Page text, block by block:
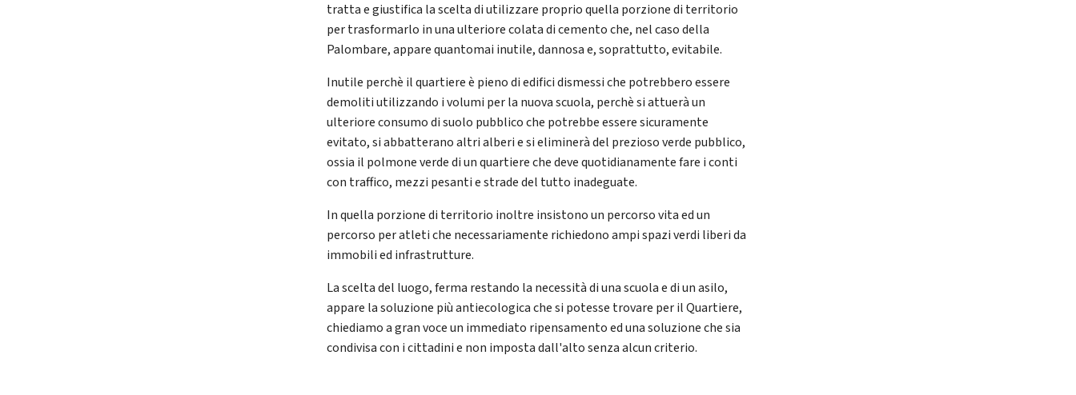
tratta e giustifica la scelta di utilizzare proprio quella porzione di territorio
per trasformarlo in una ulteriore colata di cemento che, nel caso della
Palombare, appare quantomai inutile, dannosa e, soprattutto, evitabile.
Inutile perchè il quartiere è pieno di edifici dismessi che potrebbero essere
demoliti utilizzando i volumi per la nuova scuola, perchè si attuerà un
ulteriore consumo di suolo pubblico che potrebbe essere sicuramente
evitato, si abbatterano altri alberi e si eliminerà del prezioso verde pubblico,
ossia il polmone verde di un quartiere che deve quotidianamente fare i conti
con traffico, mezzi pesanti e strade del tutto inadeguate.
In quella porzione di territorio inoltre insistono un percorso vita ed un
percorso per atleti che necessariamente richiedono ampi spazi verdi liberi da
immobili ed infrastrutture.
La scelta del luogo, ferma restando la necessità di una scuola e di un asilo,
appare la soluzione più antiecologica che si potesse trovare per il Quartiere,
chiediamo a gran voce un immediato ripensamento ed una soluzione che sia
condivisa con i cittadini e non imposta dall'alto senza alcun criterio.